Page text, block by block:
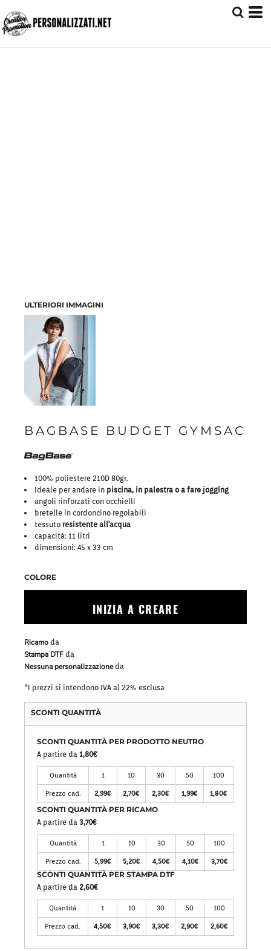
ULTERIORI IMMAGINI
BAGBASE BUDGET GYMSAC
100% poliestere 210D 80gr.
Ideale per andare in piscina, in palestra o a fare jogging
angoli rinforzati con occhielli
bretelle in cordoncino regolabili
tessuto resistente all'acqua
capacità: 11 litri
dimensioni: 45 x 33 cm
COLORE
INIZIA A CREARE
Ricamo da
Stampa DTF da
Nessuna personalizzazioneda
*I prezzi si intendono IVA al 22% esclusa
SCONTI QUANTITÀ
SCONTI QUANTITÀ PER PRODOTTO NEUTRO
A partire da 1,80€
Quantità 1 10 30 50 100
Prezzo cad. 2,99€ 2,70€ 2,30€ 1,99€ 1,80€
SCONTI QUANTITÀ PER RICAMO
A partire da 3,70€
Quantità 1 10 30 50 100
Prezzo cad. 5,99€ 5,20€ 4,50€ 4,10€ 3,70€
SCONTI QUANTITÀ PER STAMPA DTF
A partire da 2,60€
Quantità 1 10 30 50 100
Prezzo cad. 4,50€ 3,90€ 3,30€ 2,90€ 2,60€